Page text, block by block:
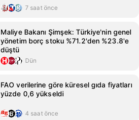
7 saat önce
Maliye Bakanı Şimşek: Türkiye'nin genel
yönetim borç stoku %71.2'den %23.8'e
düştü
Dün
FAO verilerine göre küresel gıda fiyatları
yüzde 0,6 yükseldi
4 saat önce